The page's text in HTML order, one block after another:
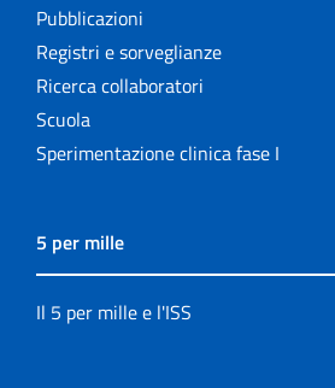
Pubblicazioni
Registri e sorveglianze
Ricerca collaboratori
Scuola
Sperimentazione clinica fase I
5 per mille
Il 5 per mille e l'ISS